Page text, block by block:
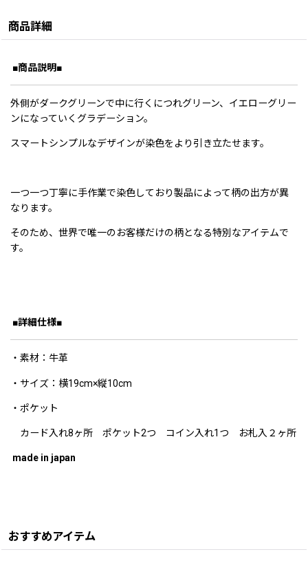
商品詳細
■商品説明■
外側がダークグリーンで中に行くにつれグリーン、イエローグリー
ンになっていくグラデーション。
スマートシンプルなデザインが染色をより引き立たせます。
一つ一つ丁寧に手作業で染色しており製品によって柄の出方が異
なります。
そのため、世界で唯一のお客様だけの柄となる特別なアイテムで
す。
■詳細仕様■
・素材：牛革
・サイズ：横19cm×縦10cm
・ポケット
カード入れ8ヶ所 ポケット2つ コイン入れ1つ お札入２ヶ所
made in japan
おすすめアイテム